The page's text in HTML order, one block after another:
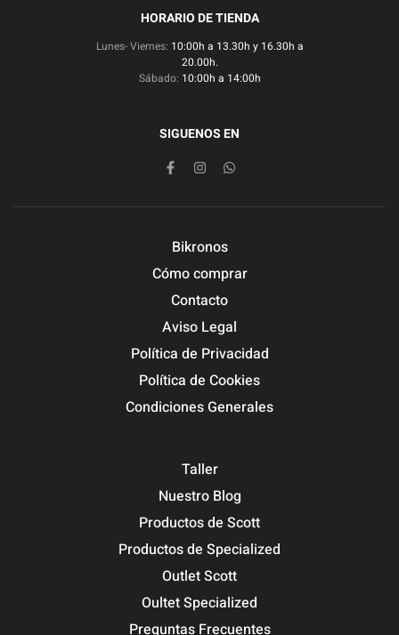
HORARIO DE TIENDA
Lunes- Viernes: 10:00h a 13.30h y 16.30h a
20.00h.
Sábado: 10:00h a 14:00h
SIGUENOS EN
Bikronos
Cómo comprar
Contacto
Aviso Legal
Política de Privacidad
Política de Cookies
Condiciones Generales
Taller
Nuestro Blog
Productos de Scott
Productos de Specialized
Outlet Scott
Oultet Specialized
Preguntas Frecuentes